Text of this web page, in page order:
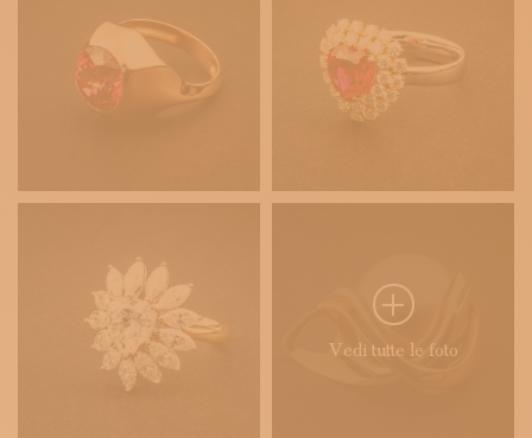
Vedi tutte le foto